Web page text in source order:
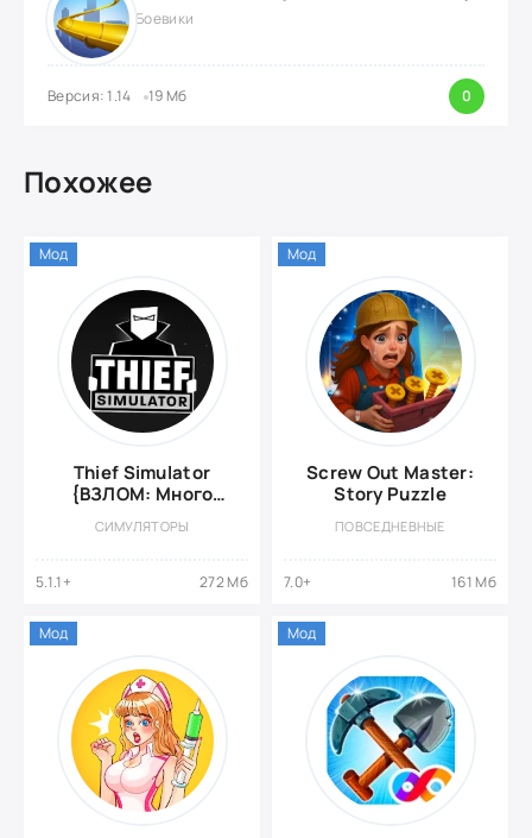
Боевики
Версия: 1.14 19 Мб 0
Похожее
Thief Simulator
{ВЗЛОМ: Много
СИМУЛЯТОРЫ
5.1.1+ 272 Мб
Мод
Screw Out Master:
Story Puzzle
ПОВСЕДНЕВНЫЕ
7.0+ 161 Мб
Мод
Мод Мод